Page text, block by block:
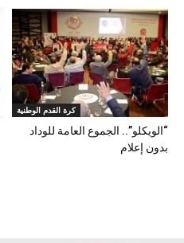
كرة القدم الوطنية
“الويكلو”.. الجموع العامة للوداد
بدون إعلام